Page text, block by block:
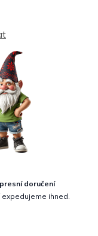
doručení
expedujeme ihned.